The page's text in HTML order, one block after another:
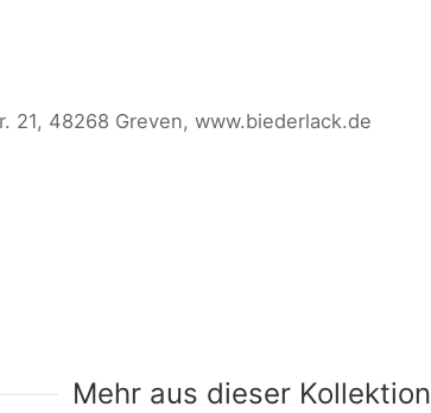
21, 48268 Greven, www.biederlack.de
Mehr aus dieser Kollektion